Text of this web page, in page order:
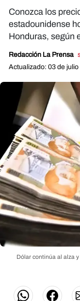
Conozca los
estadounidense
Honduras, según
Redacción La Prensa
Actualizado: 03 de
Dólar continúa al alza